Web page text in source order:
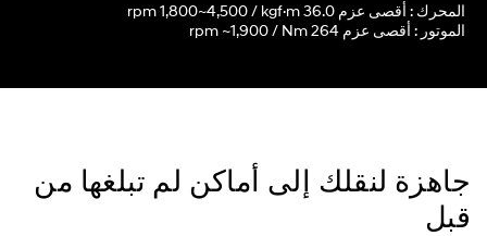
المحرك : أقصى عزم rpm 1,800~4,500 / kgf·m 36.0
الموتور : أقصى عزم rpm ~1,900 / Nm 264
جاهزة لنقلك إلى أماكن لم تبلغها من
قبل